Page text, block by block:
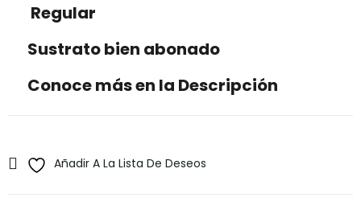
Regular
Sustrato bien abonado
Conoce más en la Descripción
Añadir A La Lista De Deseos